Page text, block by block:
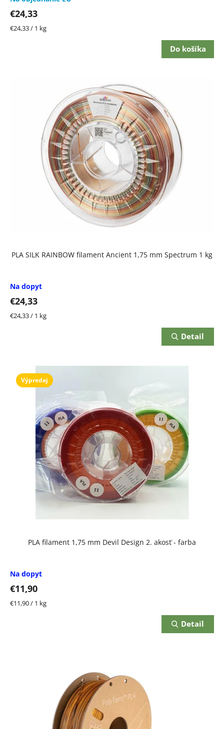
€24,33
Jednotková
€24,33 / 1 kg
Do košíka
PLA SILK RAINBOW filament Ancient 1,75 mm Spectrum 1 kg
Na dopyt
€24,33
Jednotková
€24,33 / 1 kg
Detail
Výpredaj
PLA filament 1,75 mm Devil Design 2. akosť - farba
Na dopyt
€11,90
Jednotková
€11,90 / 1 kg
Detail